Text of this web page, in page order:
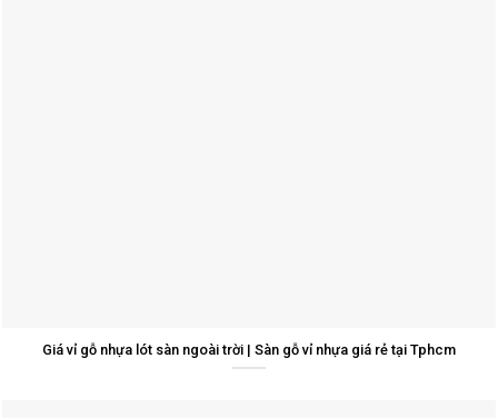
Giá vỉ gỗ nhựa lót sàn ngoài trời | Sàn gỗ vỉ nhựa giá rẻ tại Tphcm